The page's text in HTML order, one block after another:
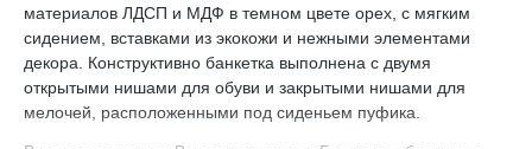
материалов ЛДСП и МДФ в темном цвете орех, с мягким
сидением, вставками из экокожи и нежными элементами
декора. Конструктивно банкетка выполнена с двумя
открытыми нишами для обуви и закрытыми нишами для
мелочей, расположенными под сиденьем пуфика.